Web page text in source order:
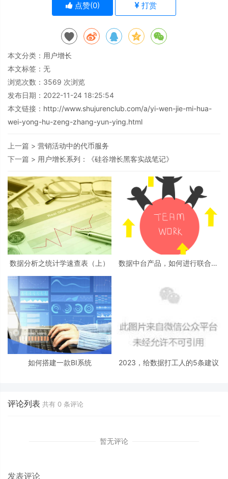
点赞(0) 打赏
本文分类： 用户增长
本文标签：无
浏览次数： 3569 次浏览
发布日期：2022-11-24 18:25:54
本文链接： http://www.shujurenclub.com/a/yi-wen-jie-mi-hua-
wei-yong-hu-zeng-zhang-yun-ying.html
上一篇 > 营销活动中的代币服务
下一篇 > 用户增长系列：《硅谷增长黑客实战笔记》
数据分析之统计学速查表（上）
数据中台产品，如何进行联合项
如何搭建一款BI系统 2023，给数据打工人的5条建议
评论列表 共有 0 条评论
暂无评论
发表评论